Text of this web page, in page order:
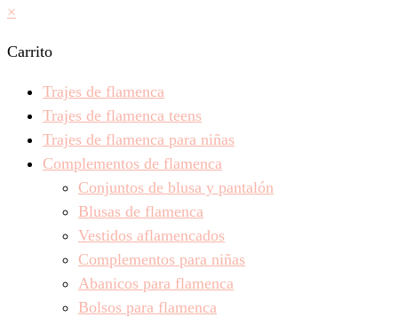
×
Carrito
Trajes de flamenca
Trajes de flamenca teens
Trajes de flamenca para niñas
Complementos de flamenca
Conjuntos de blusa y pantalón
Blusas de flamenca
Vestidos aflamencados
Complementos para niñas
Abanicos para flamenca
Bolsos para flamenca